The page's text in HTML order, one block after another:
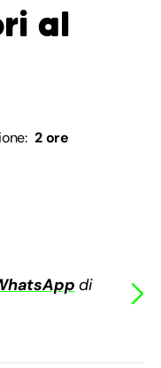
al
2 ore
di